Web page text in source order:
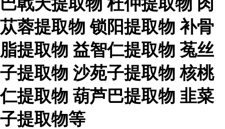
苁蓉提取物 锁阳提取物 补骨
脂提取物 益智仁提取物 菟丝
子提取物 沙苑子提取物 核桃
仁提取物 葫芦巴提取物 韭菜
子提取物等